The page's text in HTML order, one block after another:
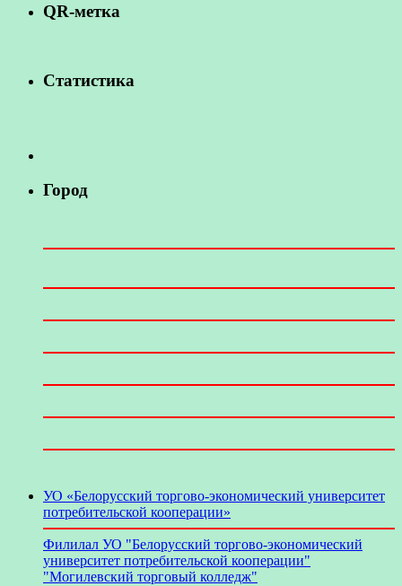
QR-метка
Статистика
Город
УО «Белорусский торгово-экономический университет
потребительской кооперации»
Филилал УО "Белорусский торгово-экономический
университет потребительской кооперации"
"Могилевский торговый колледж"